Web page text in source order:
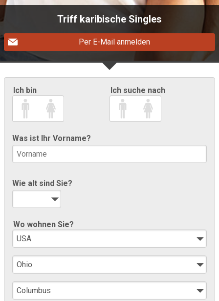
Triff karibische Singles
Per E-Mail anmelden
Ich bin Ich suche nach
Was ist Ihr Vorname?
Wie alt sind Sie?
Wo wohnen Sie?